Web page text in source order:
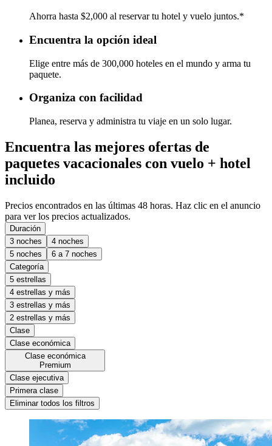
Ahorra hasta $2,000 al reservar tu hotel y vuelo juntos.*
Encuentra la opción ideal
Elige entre más de 300,000 hoteles en el mundo y arma tu
paquete.
Organiza con facilidad
Planea, reserva y administra tu viaje en un solo lugar.
Encuentra las mejores ofertas de
paquetes vacacionales con vuelo + hotel
incluido
Precios encontrados en las últimas 48 horas. Haz clic en el anuncio
para ver los precios actualizados.
Duración
3 noches
4 noches
5 noches
6 a 7 noches
Categoría
5 estrellas
4 estrellas y más
3 estrellas y más
2 estrellas y más
Clase
Clase económica
Clase económica
Premium
Clase ejecutiva
Primera clase
Eliminar todos los filtros